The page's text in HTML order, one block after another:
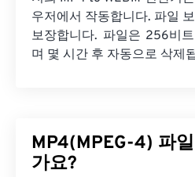
우저에서 작동합니다. 파일
보장합니다. 파일은 256비
며 몇 시간 후 자동으로 삭제
MP4(MPEG-4) 파
가요?